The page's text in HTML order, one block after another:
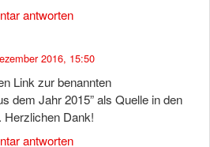
antworten
2016, 15:50
Link zur benannten
dem Jahr 2015” als Quelle in den
Herzlichen Dank!
antworten